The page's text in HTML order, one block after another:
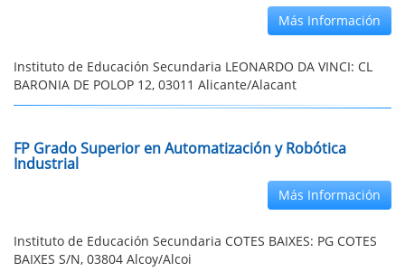
Más Información
Instituto de Educación Secundaria LEONARDO DA VINCI: CL
BARONIA DE POLOP 12, 03011 Alicante/Alacant
FP Grado Superior en Automatización y Robótica
Industrial
Más Información
Instituto de Educación Secundaria COTES BAIXES: PG COTES
BAIXES S/N, 03804 Alcoy/Alcoi